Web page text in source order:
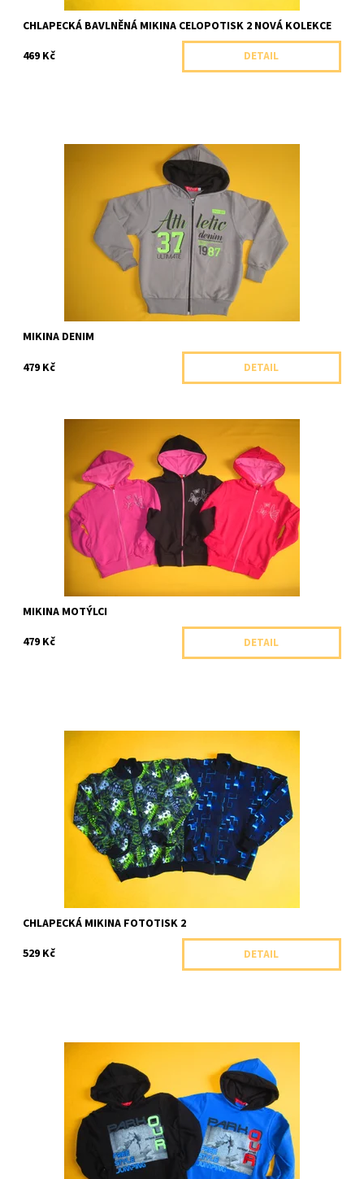
CHLAPECKÁ BAVLNĚNÁ MIKINA CELOPOTISK 2 NOVÁ KOLEKCE
469 Kč
DETAIL
Celopropínací chlapecká mikina s kapucí a módním potiskem.
Skladem 1 ks
Soňa Zemanová, ČR
MIKINA DENIM
479 Kč
DETAIL
Celopropínací dívčí mikina s kapucí a výšivkou motýlků.
Dostupnost:
Skladem 1 ks
Soňa Zemanová, ČR
MIKINA MOTÝLCI
479 Kč
DETAIL
Celopropínací bavlněná mikina se stojáčkem zdobená kvalitním
fototiskem s různými motivy.
Dostupnost:
Skladem 1 ks
Arex, ČR
CHLAPECKÁ MIKINA FOTOTISK 2
529 Kč
DETAIL
Sportovní mikina přes hlavu s kapucí s potiskem v parkour
Skladem 1 ks
Soňa Zemanová, ČR